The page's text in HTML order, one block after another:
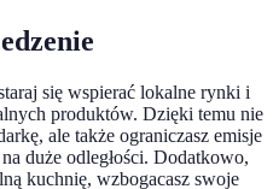
się wspierać lokalne rynki i
produktów. Dzięki temu nie
ale także ograniczasz emisje
duże odległości. Dodatkowo,
kuchnię, wzbogacasz swoje